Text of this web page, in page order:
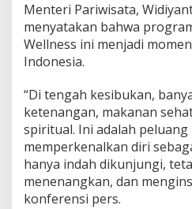
Menteri Pariwisata,
menyatakan bahwa
Wellness ini menjadi
Indonesia.
“Di tengah kesibukan,
ketenangan, makanan
spiritual. Ini adalah
memperkenalkan diri
hanya indah dikunjungi,
menenangkan, dan
konferensi pers.